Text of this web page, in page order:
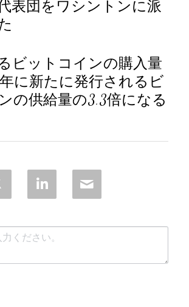
表団をワシントンに派
ビットコインの購入量
に新たに発行されるビ
の供給量の3.3倍になる